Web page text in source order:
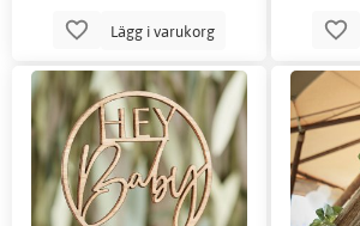
Lägg i varukorg